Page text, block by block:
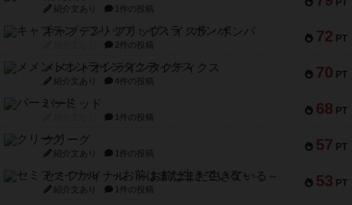
PT
紹介文あり 1件の投稿
72 PT
キャプテン・フリップ：イスラ・ボンバ
2件の投稿
70 PT
メメントオンラインタクティクス
紹介文あり 4件の投稿
68 PT
パーミッド
1件の投稿
57 PT
クリーグ
紹介文あり 1件の投稿
53 PT
セミファイナル ～お前はまだ生きている～
紹介文あり 1件の投稿